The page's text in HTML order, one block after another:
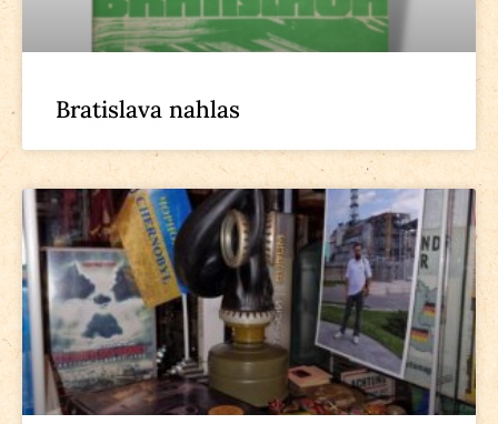
Bratislava nahlas